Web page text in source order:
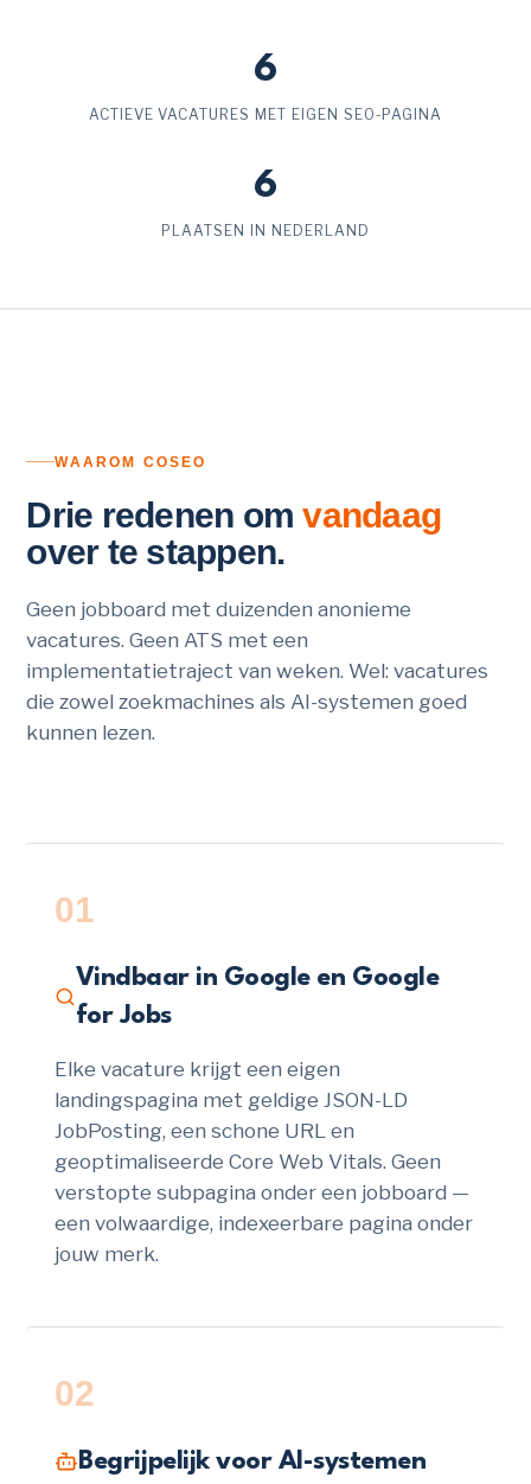
6
ACTIEVE VACATURES MET EIGEN SEO-PAGINA
6
PLAATSEN IN NEDERLAND
WAAROM COSEO
Drie redenen omvandaag
over te stappen.
Geen jobboard met duizenden anonieme
vacatures. Geen ATS met een
implementatietraject van weken. Wel: vacatures
die zowel zoekmachines als AI-systemen goed
kunnen lezen.
01
Vindbaar in Google en Google
for Jobs
Elke vacature krijgt een eigen
landingspagina met geldige JSON-LD
JobPosting, een schone URL en
geoptimaliseerde Core Web Vitals. Geen
verstopte subpagina onder een jobboard —
een volwaardige, indexeerbare pagina onder
jouw merk.
02
Begrijpelijk voor AI-systemen